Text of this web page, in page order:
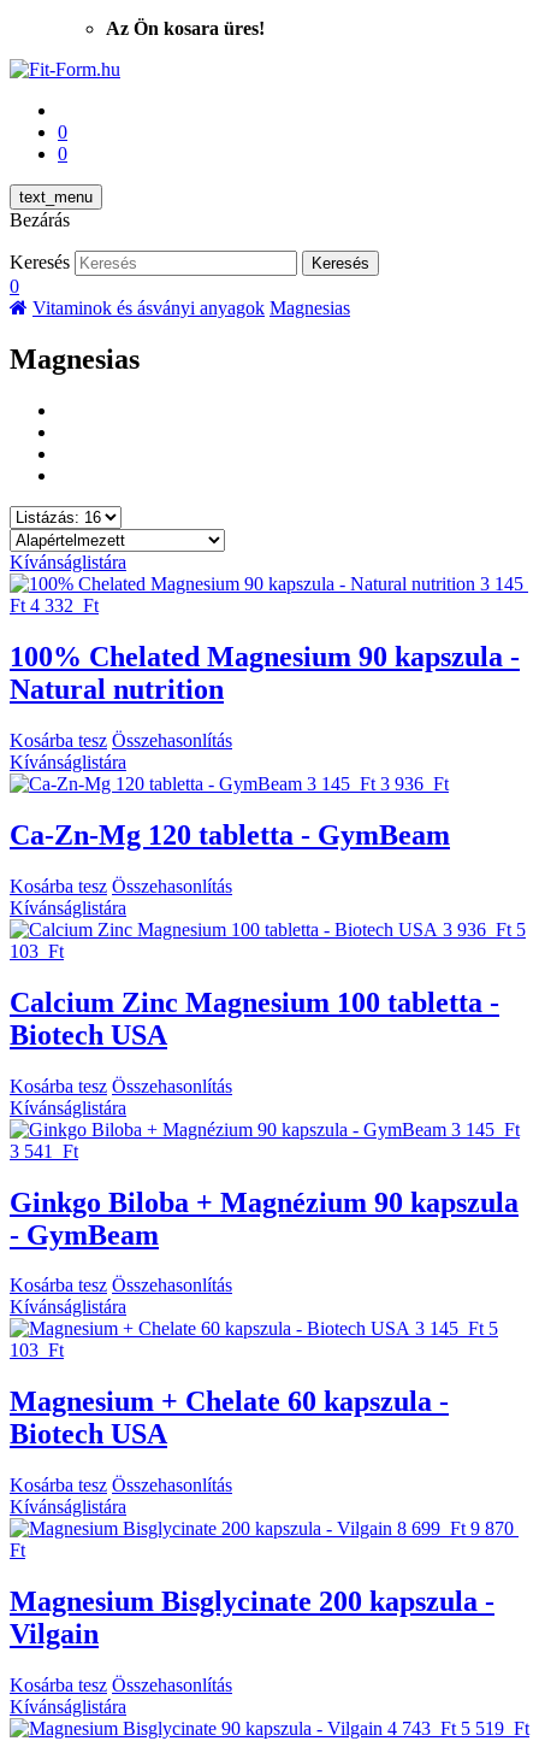
Az Ön kosara üres!
0
0
text_menu
Bezárás
Keresés Keresés
0
Vitaminok és ásványi anyagok Magnesias
Magnesias
Kívánságlistára
3 145
Ft 4 332 Ft
100% Chelated Magnesium 90 kapszula -
Natural nutrition
Kosárba tesz Összehasonlítás
Kívánságlistára
3 145 Ft 3 936 Ft
Ca-Zn-Mg 120 tabletta - GymBeam
Kosárba tesz Összehasonlítás
Kívánságlistára
3 936 Ft 5
103 Ft
Calcium Zinc Magnesium 100 tabletta -
Biotech USA
Kosárba tesz Összehasonlítás
Kívánságlistára
3 145 Ft
3 541 Ft
Ginkgo Biloba + Magnézium 90 kapszula
- GymBeam
Kosárba tesz Összehasonlítás
Kívánságlistára
3 145 Ft 5
103 Ft
Magnesium + Chelate 60 kapszula -
Biotech USA
Kosárba tesz Összehasonlítás
Kívánságlistára
8 699 Ft 9 870
Ft
Magnesium Bisglycinate 200 kapszula -
Vilgain
Kosárba tesz Összehasonlítás
Kívánságlistára
4 743 Ft 5 519 Ft